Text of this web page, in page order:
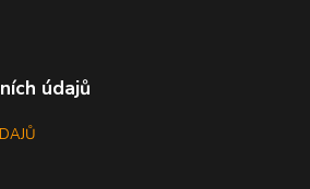
údajů